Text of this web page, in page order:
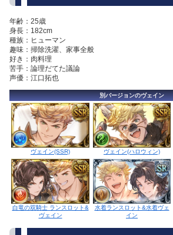
年齢：25歳
身長：182cm
種族：ヒューマン
趣味：掃除洗濯、家事全般
好き：肉料理
苦手：論理だてた議論
声優：江口拓也
別バージョンのヴェイン
ヴェイン(SSR) ヴェイン(ハロウィン)
白竜の双騎士 ランスロット&
ヴェイン
水着ランスロット&水着ヴェ
イン